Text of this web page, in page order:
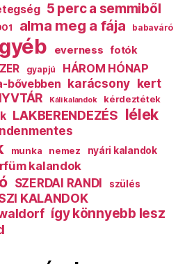
5 perc a semmiből
alma meg a fája babaváró
everness fotók
gyapjú HÁROM HÓNAP
bővebben karácsony kert
Káli kalandok kérdeztétek
LAKBERENDEZÉS lélek
munka nemez nyári kalandok
kalandok
SZERDAI RANDI szülés
KALANDOK
így könnyebb lesz